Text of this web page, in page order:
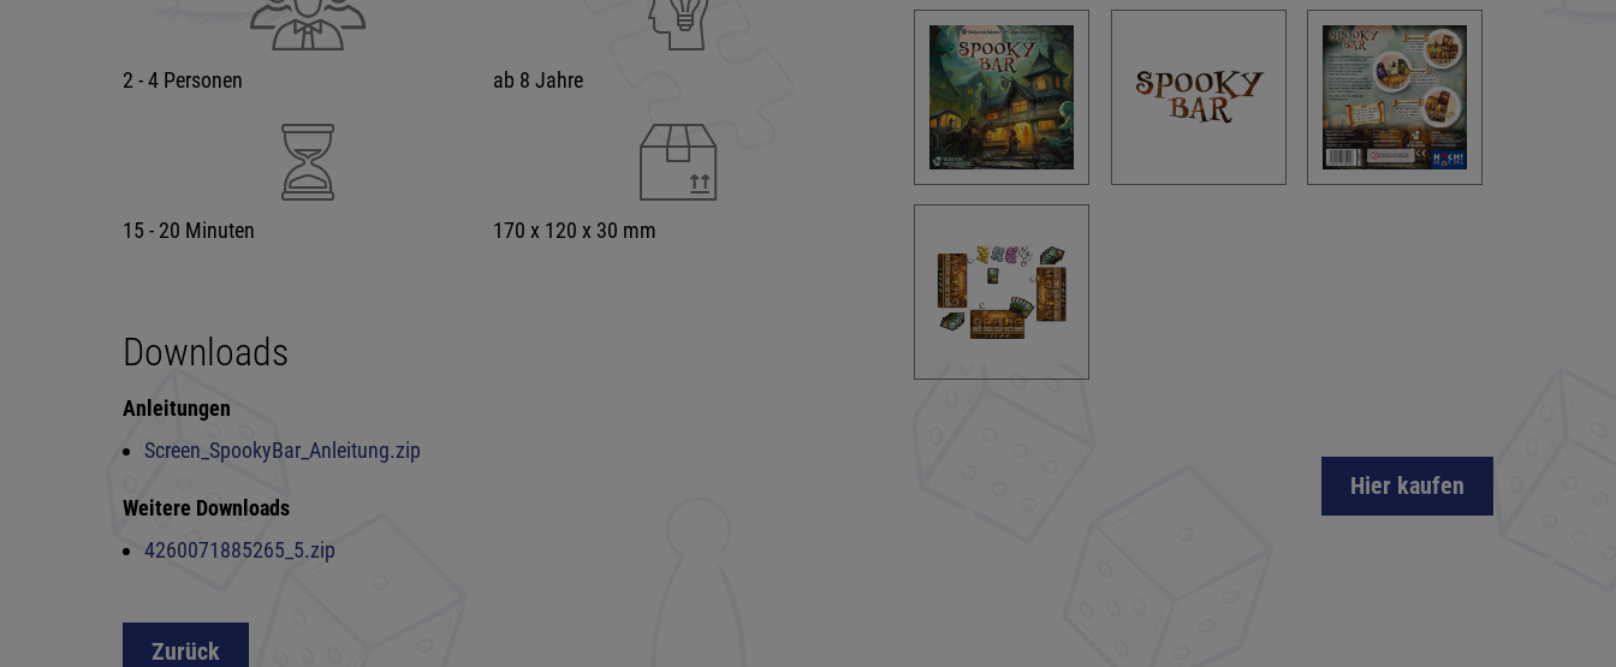
2 - 4 Personen ab 8 Jahre
15 - 20 Minuten 170 x 120 x 30 mm
Downloads
Anleitungen
Screen_SpookyBar_Anleitung.zip
Weitere Downloads
4260071885265_5.zip
Hier kaufen
Zurück